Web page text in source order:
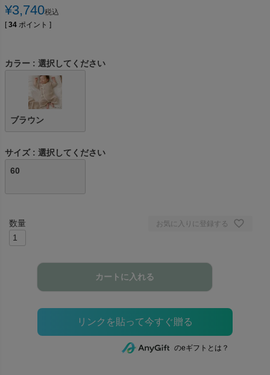
¥3,740税込
[ 34 ポイント ]
カラー 選択してください
ブラウン
サイズ
選択してください
60
お気に入りに登録する
カートに入れる
のeギフトとは？